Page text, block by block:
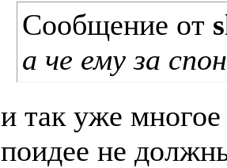
Сообщение от
а че ему за
и так уже многое
поидее не